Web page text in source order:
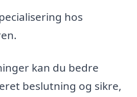
hos
kan du bedre
beslutning og sikre,